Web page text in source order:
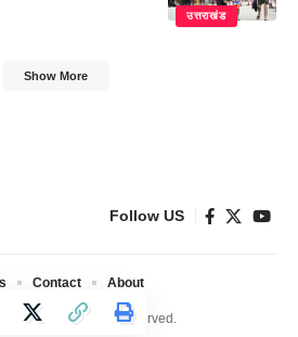
उत्तराखंड
Show More
Follow US
All Rights Reserved.
Contact About